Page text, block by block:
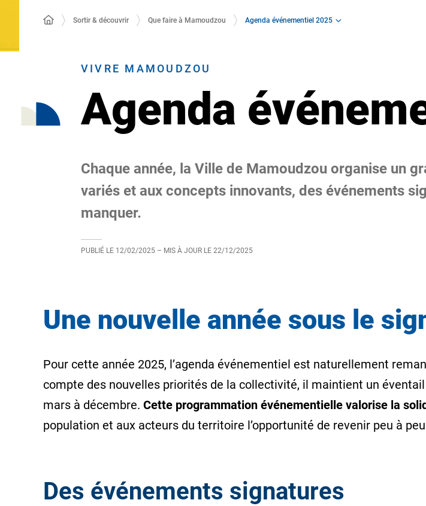
Sortir & découvrir Que faire à Mamoudzou Agenda événementiel 2025
VIVRE MAMOUDZOU
Agenda
Chaque année, la Ville de Mamoudzou organise un
variés et aux concepts innovants, des événements
manquer.
PUBLIÉ LE 12/02/2025 – MIS À JOUR LE 22/12/2025
Une nouvelle année sous le
Pour cette année 2025, l’agenda événementiel est naturellement
compte des nouvelles priorités de la collectivité, il maintient un
mars à décembre. Cette programmation événementielle valorise la
population et aux acteurs du territoire l’opportunité de revenir peu à
Des événements signatures